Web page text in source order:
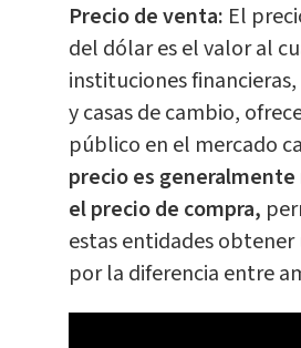
Precio de venta: El
del dólar es el valor al
instituciones
y casas de cambio,
público en el mercado
precio es
el precio de compra,
estas entidades obtener
por la diferencia entre